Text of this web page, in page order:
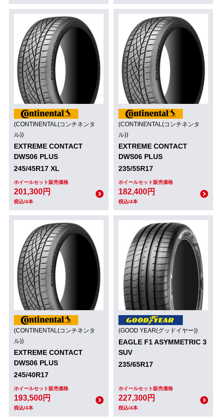
(CONTINENTAL(コンチネンタ
ル))
EXTREME CONTACT
DWS06 PLUS
245/45R17 XL
ホイールセット販売価格
201,300円
税込/4本
(CONTINENTAL(コンチネンタ
ル))
EXTREME CONTACT
DWS06 PLUS
235/55R17
ホイールセット販売価格
182,400円
税込/4本
(CONTINENTAL(コンチネンタ
ル))
EXTREME CONTACT
DWS06 PLUS
245/40R17
ホイールセット販売価格
193,500円
税込/4本
(GOOD YEAR(グッドイヤー))
EAGLE F1 ASYMMETRIC 3
SUV
235/65R17
ホイールセット販売価格
227,300円
税込/4本